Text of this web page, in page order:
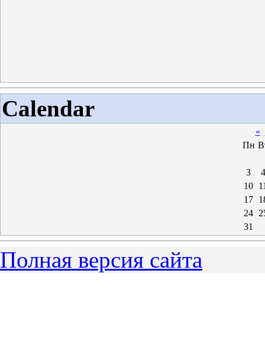
Calendar
«
Пн
3
4
10
17
24
31
Полная версия сайта